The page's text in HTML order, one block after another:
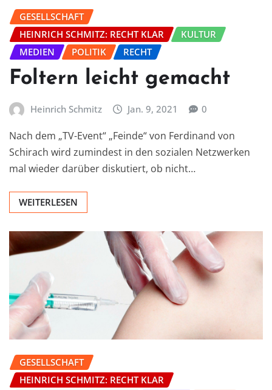
GESELLSCHAFT
HEINRICH SCHMITZ: RECHT KLAR
KULTUR
MEDIEN
POLITIK RECHT
Foltern leicht gemacht
Heinrich Schmitz Jan. 9, 2021 0
Nach dem „TV-Event“ „Feinde“ von Ferdinand von
Schirach wird zumindest in den sozialen Netzwerken
mal wieder darüber diskutiert, ob nicht…
WEITERLESEN
GESELLSCHAFT
HEINRICH SCHMITZ: RECHT KLAR